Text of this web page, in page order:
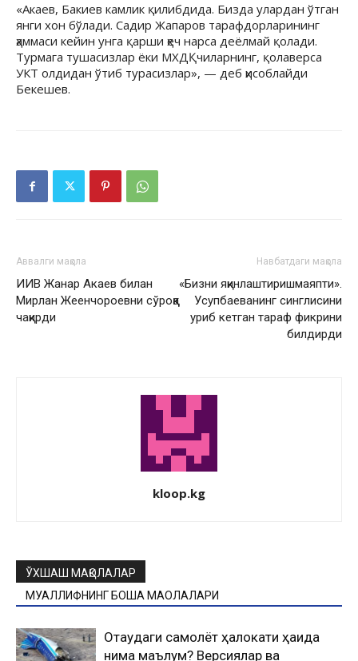
«Акаев, Бакиев камлик қилибдида. Бизда улардан ўтган
янги хон бўлади. Садир Жапаров тарафдорларининг
ҳаммаси кейин унга қарши ҳеч нарса деёлмай қолади.
Турмага тушасизлар ёки МХДҚчиларнинг, қолаверса
УКТ олдидан ўтиб турасизлар», — деб ҳисоблайди
Бекешев.
Аввалги мақола
ИИВ Жанар Акаев билан
Мирлан Жеенчороевни сўроққа
чақирди
Навбатдаги мақола
«Бизни яқинлаштиришмаяпти».
Усупбаеванинг синглисини
уриб кетган тараф фикрини
билдирди
kloop.kg
ЎХШАШ МАҚОЛАЛАР
МУАЛЛИФНИНГ БОШҚА МАҚОЛАЛАРИ
Оқтаудаги самолёт ҳалокати ҳақида
нима маълум? Версиялар ва